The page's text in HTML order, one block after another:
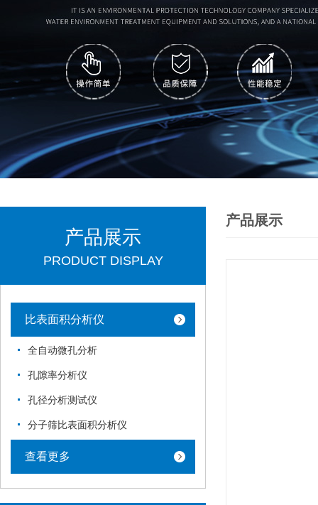
产品展示
PRODUCT DISPLAY
比表面积分析仪
全自动微孔分析
孔隙率分析仪
孔径分析测试仪
分子筛比表面积分析仪
查看更多
产品展示